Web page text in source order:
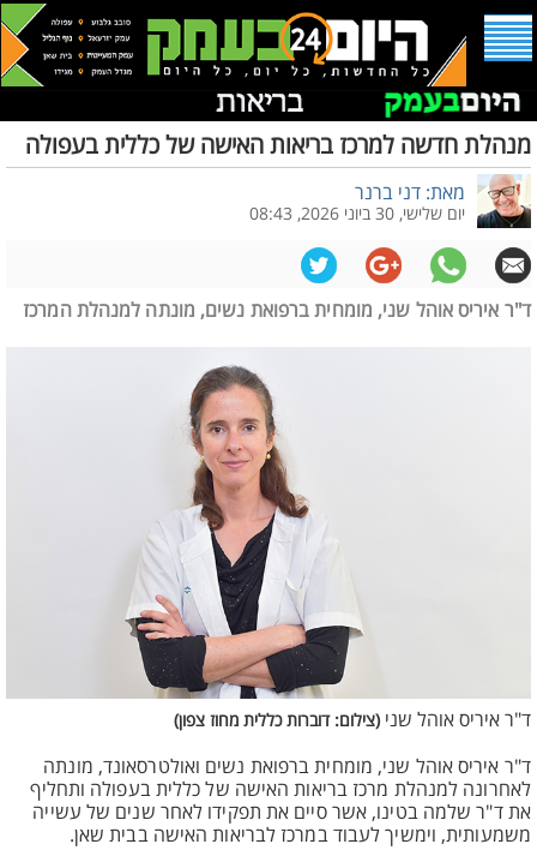
מנהלת חדשה למרכז בריאות האישה של כללית בעפולה
מאת: דני ברנר
יום שלישי, 30 ביוני 2026, 08:43
ד"ר איריס אוהל שני, מומחית ברפואת נשים, מונתה למנהלת המרכז
ד"ר איריס אוהל שני (צילום: דוברות כללית מחוז צפון)
ד"ר איריס אוהל שני, מומחית ברפואת נשים ואולטרסאונד, מונתה
לאחרונה למנהלת מרכז בריאות האישה של כללית בעפולה ותחליף
את ד"ר שלמה בטינו, אשר סיים את תפקידו לאחר שנים של עשייה
משמעותית, וימשיך לעבוד במרכז לבריאות האישה בבית שאן.